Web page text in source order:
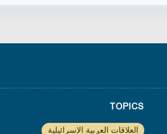
TOPICS
العلاقات العربية الإسرائيلية